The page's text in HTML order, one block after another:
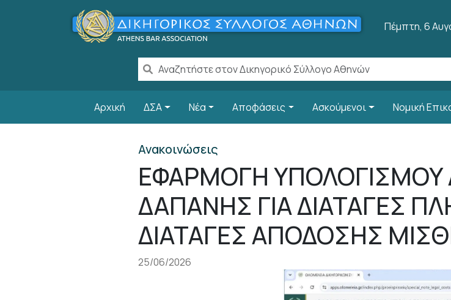
Παράκαμψη προς το κυρίως περιεχόμενο
Πέμπτη, 6
Αρχική ΔΣΑ Νέα Αποφάσεις Ασκούμενοι Νομική
Ανακοινώσεις
ΕΦΑΡΜΟΓΗ ΥΠΟΛΟΓΙΣΜΟΥ
ΔΑΠΑΝΗΣ ΓΙΑ ΔΙΑΤΑΓΕΣ
ΔΙΑΤΑΓΕΣ ΑΠΟΔΟΣΗΣ
25/06/2026